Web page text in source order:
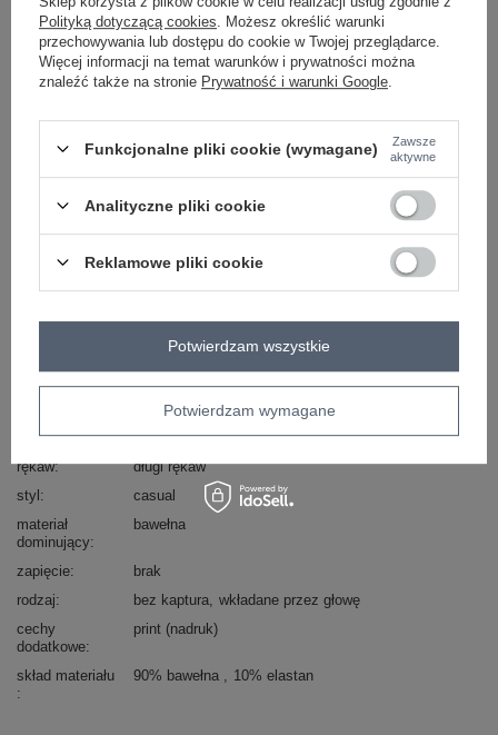
L/XL 2016103093281 - +
ZALOGUJ SIĘ I ZOBACZ CENĘ
Zadzwoń+48 601 547 740 Zadaj pytanie
wzór
gładki
dekolt
stójka
rękaw
długi rękaw
styl
casual
materiał
dominujący
bawełna
zapięcie
brak
rodzaj
bez kaptura wkładane przez głowę
cechy
dodatkowe
print (nadruk)
skład materiału 90% bawełna 10% elastan
Polityką dotyczącą cookies . Możesz określić warunki
przechowywania lub dostępu do cookie w Twojej przeglądarce.
Więcej informacji na temat warunków i prywatności można
znaleźć także na stronie Prywatność i warunki Google
Funkcjonalne pliki cookie (wymagane)
Zawsze
aktywne
Analityczne pliki cookie
Reklamowe pliki cookie
Potwierdzam wymagane
Potwierdzam wszystkie